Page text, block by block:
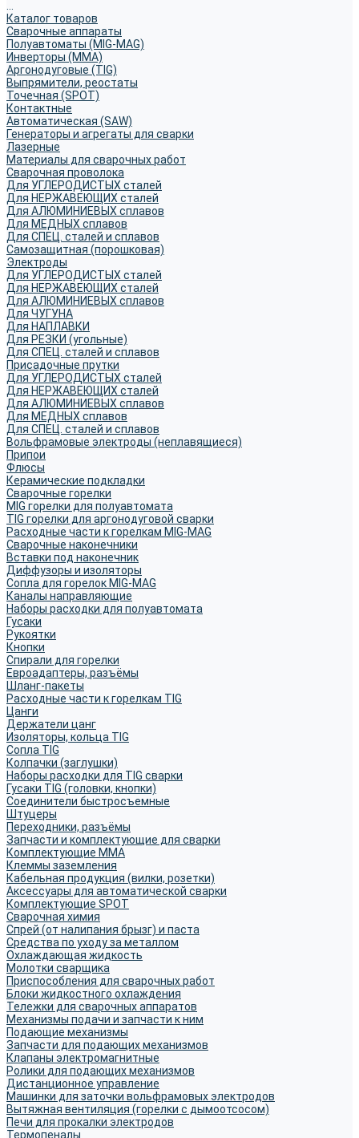
Каталог товаров
Сварочные аппараты
Полуавтоматы (MIG-MAG)
Инверторы (MMA)
Аргонодуговые (TIG)
Выпрямители, реостаты
Точечная (SPOT)
Контактные
Автоматическая (SAW)
Генераторы и агрегаты для сварки
Лазерные
Материалы для сварочных работ
Сварочная проволока
Для УГЛЕРОДИСТЫХ сталей
Для НЕРЖАВЕЮЩИХ сталей
Для АЛЮМИНИЕВЫХ сплавов
Для МЕДНЫХ сплавов
Для СПЕЦ. сталей и сплавов
Самозащитная (порошковая)
Электроды
Для УГЛЕРОДИСТЫХ сталей
Для НЕРЖАВЕЮЩИХ сталей
Для АЛЮМИНИЕВЫХ сплавов
Для ЧУГУНА
Для НАПЛАВКИ
Для РЕЗКИ (угольные)
Для СПЕЦ. сталей и сплавов
Присадочные прутки
Для УГЛЕРОДИСТЫХ сталей
Для НЕРЖАВЕЮЩИХ сталей
Для АЛЮМИНИЕВЫХ сплавов
Для МЕДНЫХ сплавов
Для СПЕЦ. сталей и сплавов
Вольфрамовые электроды (неплавящиеся)
Припои
Флюсы
Керамические подкладки
Сварочные горелки
MIG горелки для полуавтомата
TIG горелки для аргонодуговой сварки
Расходные части к горелкам MIG-MAG
Сварочные наконечники
Вставки под наконечник
Диффузоры и изоляторы
Сопла для горелок MIG-MAG
Каналы направляющие
Наборы расходки для полуавтомата
Гусаки
Рукоятки
Кнопки
Спирали для горелки
Евроадаптеры, разъёмы
Шланг-пакеты
Расходные части к горелкам TIG
Цанги
Держатели цанг
Изоляторы, кольца TIG
Сопла TIG
Колпачки (заглушки)
Наборы расходки для TIG сварки
Гусаки TIG (головки, кнопки)
Соединители быстросъемные
Штуцеры
Переходники, разъёмы
Запчасти и комплектующие для сварки
Комплектующие ММА
Клеммы заземления
Кабельная продукция (вилки, розетки)
Аксессуары для автоматической сварки
Комплектующие SPOT
Сварочная химия
Спрей (от налипания брызг) и паста
Средства по уходу за металлом
Охлаждающая жидкость
Молотки сварщика
Приспособления для сварочных работ
Блоки жидкостного охлаждения
Тележки для сварочных аппаратов
Механизмы подачи и запчасти к ним
Подающие механизмы
Запчасти для подающих механизмов
Клапаны электромагнитные
Ролики для подающих механизмов
Дистанционное управление
Машинки для заточки вольфрамовых электродов
Вытяжная вентиляция (горелки с дымоотсосом)
Печи для прокалки электродов
Термопеналы